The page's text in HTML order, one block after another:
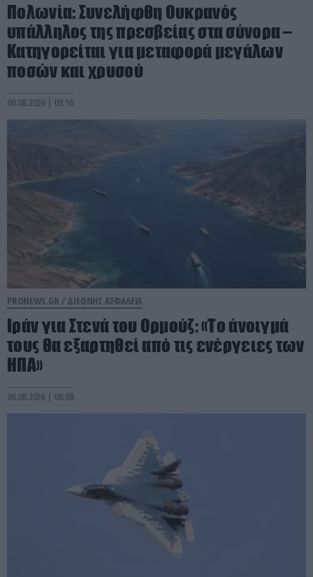
Πολωνία: Συνελήφθη Ουκρανός
υπάλληλος της πρεσβείας στα σύνορα –
Κατηγορείται για μεταφορά μεγάλων
ποσών και χρυσού
06.08.2026 | 09:16
PRONEWS.GR / ΔΙΕΘΝΗΣ ΑΣΦΑΛΕΙΑ
Ιράν για Στενά του Ορμούζ: «Το άνοιγμά
τους θα εξαρτηθεί από τις ενέργειες των
ΗΠΑ»
06.08.2026 | 08:08